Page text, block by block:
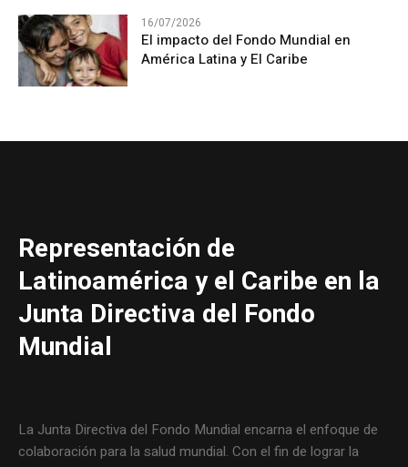
16/07/2026
El impacto del Fondo Mundial en
América Latina y El Caribe
Representación de
Latinoamérica y el Caribe en la
Junta Directiva del Fondo
Mundial
La Junta Directiva del Fondo Mundial encarna el enfoque de
colaboración para la salud mundial. Con el fin de lograr la